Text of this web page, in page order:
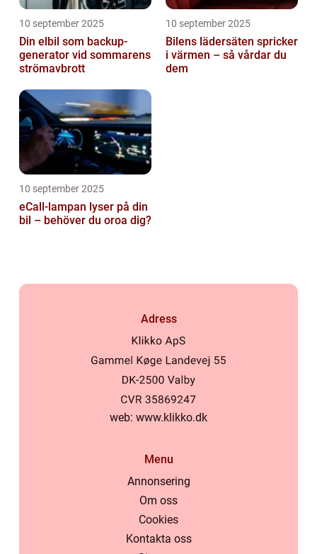
10 september 2025
Din elbil som backup-
generator vid sommarens
strömavbrott
10 september 2025
Bilens lädersäten spricker
i värmen – så vårdar du
dem
10 september 2025
eCall-lampan lyser på din
bil – behöver du oroa dig?
Adress
web: www.klikko.dk
Menu
Annonsering
Om oss
Cookies
Kontakta oss